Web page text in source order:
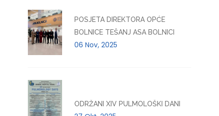
POSJETA DIREKTORA OPĆE
BOLNICE TEŠANJ ASA BOLNICI
06 Nov, 2025
ODRŽANI XIV PULMOLOŠKI DANI